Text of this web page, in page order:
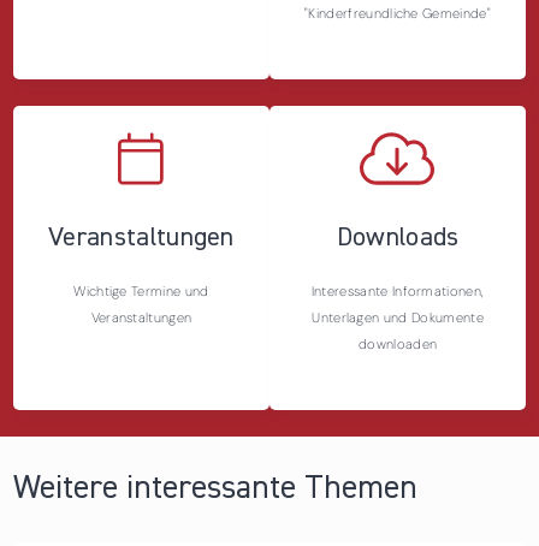
"Kinderfreundliche Gemeinde"
Veranstaltungen
Wichtige Termine und
Veranstaltungen
Downloads
Interessante Informationen,
Unterlagen und Dokumente
downloaden
Weitere interessante Themen